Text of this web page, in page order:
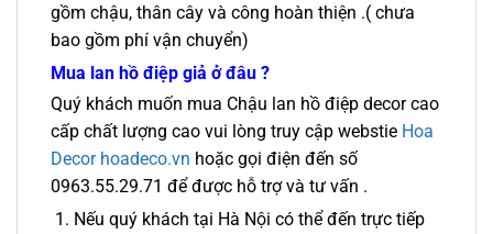
gồm chậu, thân cây và công hoàn thiện .( chưa
bao gồm phí vận chuyển)
Mua lan hồ điệp giả ở đâu ?
Quý khách muốn mua Chậu lan hồ điệp decor cao
cấp chất lượng cao vui lòng truy cập webstie Hoa
Decor hoadeco.vn hoặc gọi điện đến số
0963.55.29.71 để được hỗ trợ và tư vấn .
Nếu quý khách tại Hà Nội có thể đến trực tiếp